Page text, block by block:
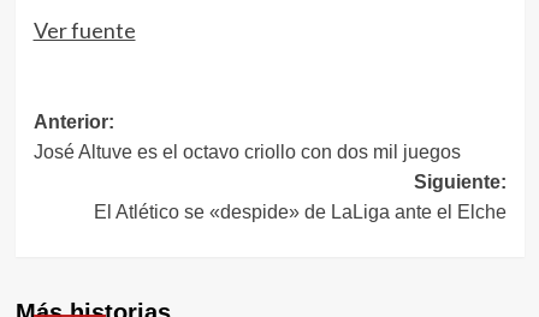
Ver fuente
Navegación
de
entradas
Anterior:
José Altuve es el octavo criollo con dos mil juegos
Siguiente:
El Atlético se «despide» de LaLiga ante el Elche